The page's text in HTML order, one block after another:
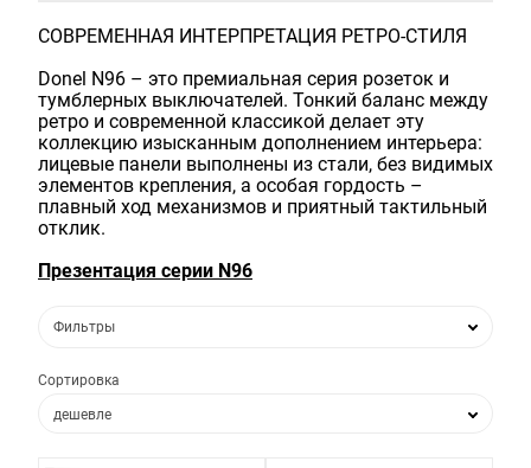
СОВРЕМЕННАЯ ИНТЕРПРЕТАЦИЯ РЕТРО-СТИЛЯ
Donel N96 – это премиальная серия розеток и
тумблерных выключателей. Тонкий баланс между
ретро и современной классикой делает эту
коллекцию изысканным дополнением интерьера:
лицевые панели выполнены из стали, без видимых
элементов крепления, а особая гордость –
плавный ход механизмов и приятный тактильный
отклик.
Презентация cерии N96
Фильтры
Сортировка
дешевле